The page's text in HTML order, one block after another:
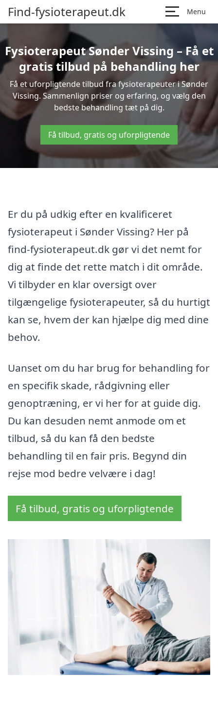
Find-fysioterapeut.dk Menu
Fysioterapeut Sønder Vissing – Få et
gratis tilbud på behandling her
Få et uforpligtende tilbud fra fysioterapeuter i Sønder
Vissing. Sammenlign priser og erfaring, og vælg den
bedste behandling tæt på dig.
Få tilbud, gratis og uforpligtende
Er du på udkig efter en kvalificeret
fysioterapeut i Sønder Vissing? Her på
find-fysioterapeut.dk gør vi det nemt for
dig at finde det rette match i dit område.
Vi tilbyder en klar oversigt over
tilgængelige fysioterapeuter, så du hurtigt
kan se, hvem der kan hjælpe dig med dine
behov.
Uanset om du har brug for behandling for
en specifik skade, rådgivning eller
genoptræning, er vi her for at guide dig.
Du kan desuden nemt anmode om et
tilbud, så du kan få den bedste
behandling til en fair pris. Begynd din
rejse mod bedre velvære i dag!
Få tilbud, gratis og uforpligtende